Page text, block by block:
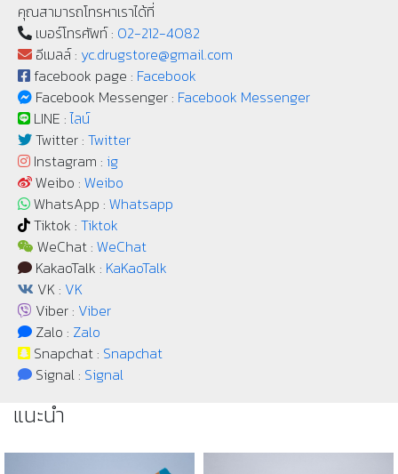
คุณสามารถโทรหาเราได้ที่
เบอร์โทรศัพท์ : 02-212-4082
อีเมลล์ : yc.drugstore@gmail.com
facebook page : Facebook
Facebook Messenger : Facebook Messenger
LINE :ไลน์
Twitter : Twitter
Instagram : ig
Weibo : Weibo
WhatsApp : Whatsapp
Tiktok : Tiktok
WeChat : WeChat
KakaoTalk : KaKaoTalk
VK : VK
Viber : Viber
Zalo : Zalo
Snapchat : Snapchat
Signal : Signal
แนะนำ